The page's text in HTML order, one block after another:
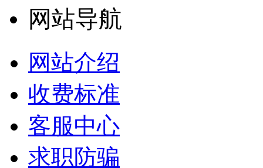
网站导航
网站介绍
收费标准
客服中心
求职防骗